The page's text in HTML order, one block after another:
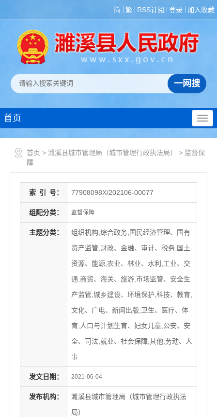
简 繁 RSS订阅 登录 加入收藏
首页
首页 > 濉溪县城市管理局（城市管理行政执法局） > 监督保
障
索 引 号： 77908098X/202106-00077
组配分类： 监督保障
主题分类：
组织机构,综合政务,国民经济管理、国有
资产监管,财政、金融、审计、税务,国土
资源、能源,农业、林业、水利,工业、交
通,商贸、海关、旅游,市场监管、安全生
产监管,城乡建设、环境保护,科技、教育,
文化、广电、新闻出版,卫生、医疗、体
育,人口与计划生育、妇女儿童,公安、安
全、司法,就业、社会保障,其他,劳动、人
事
发文日期： 2021-06-04
发布机构：
濉溪县城市管理局（城市管理行政执法
局）